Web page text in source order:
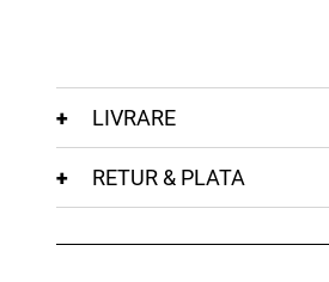
LIVRARE
RETUR & PLATA